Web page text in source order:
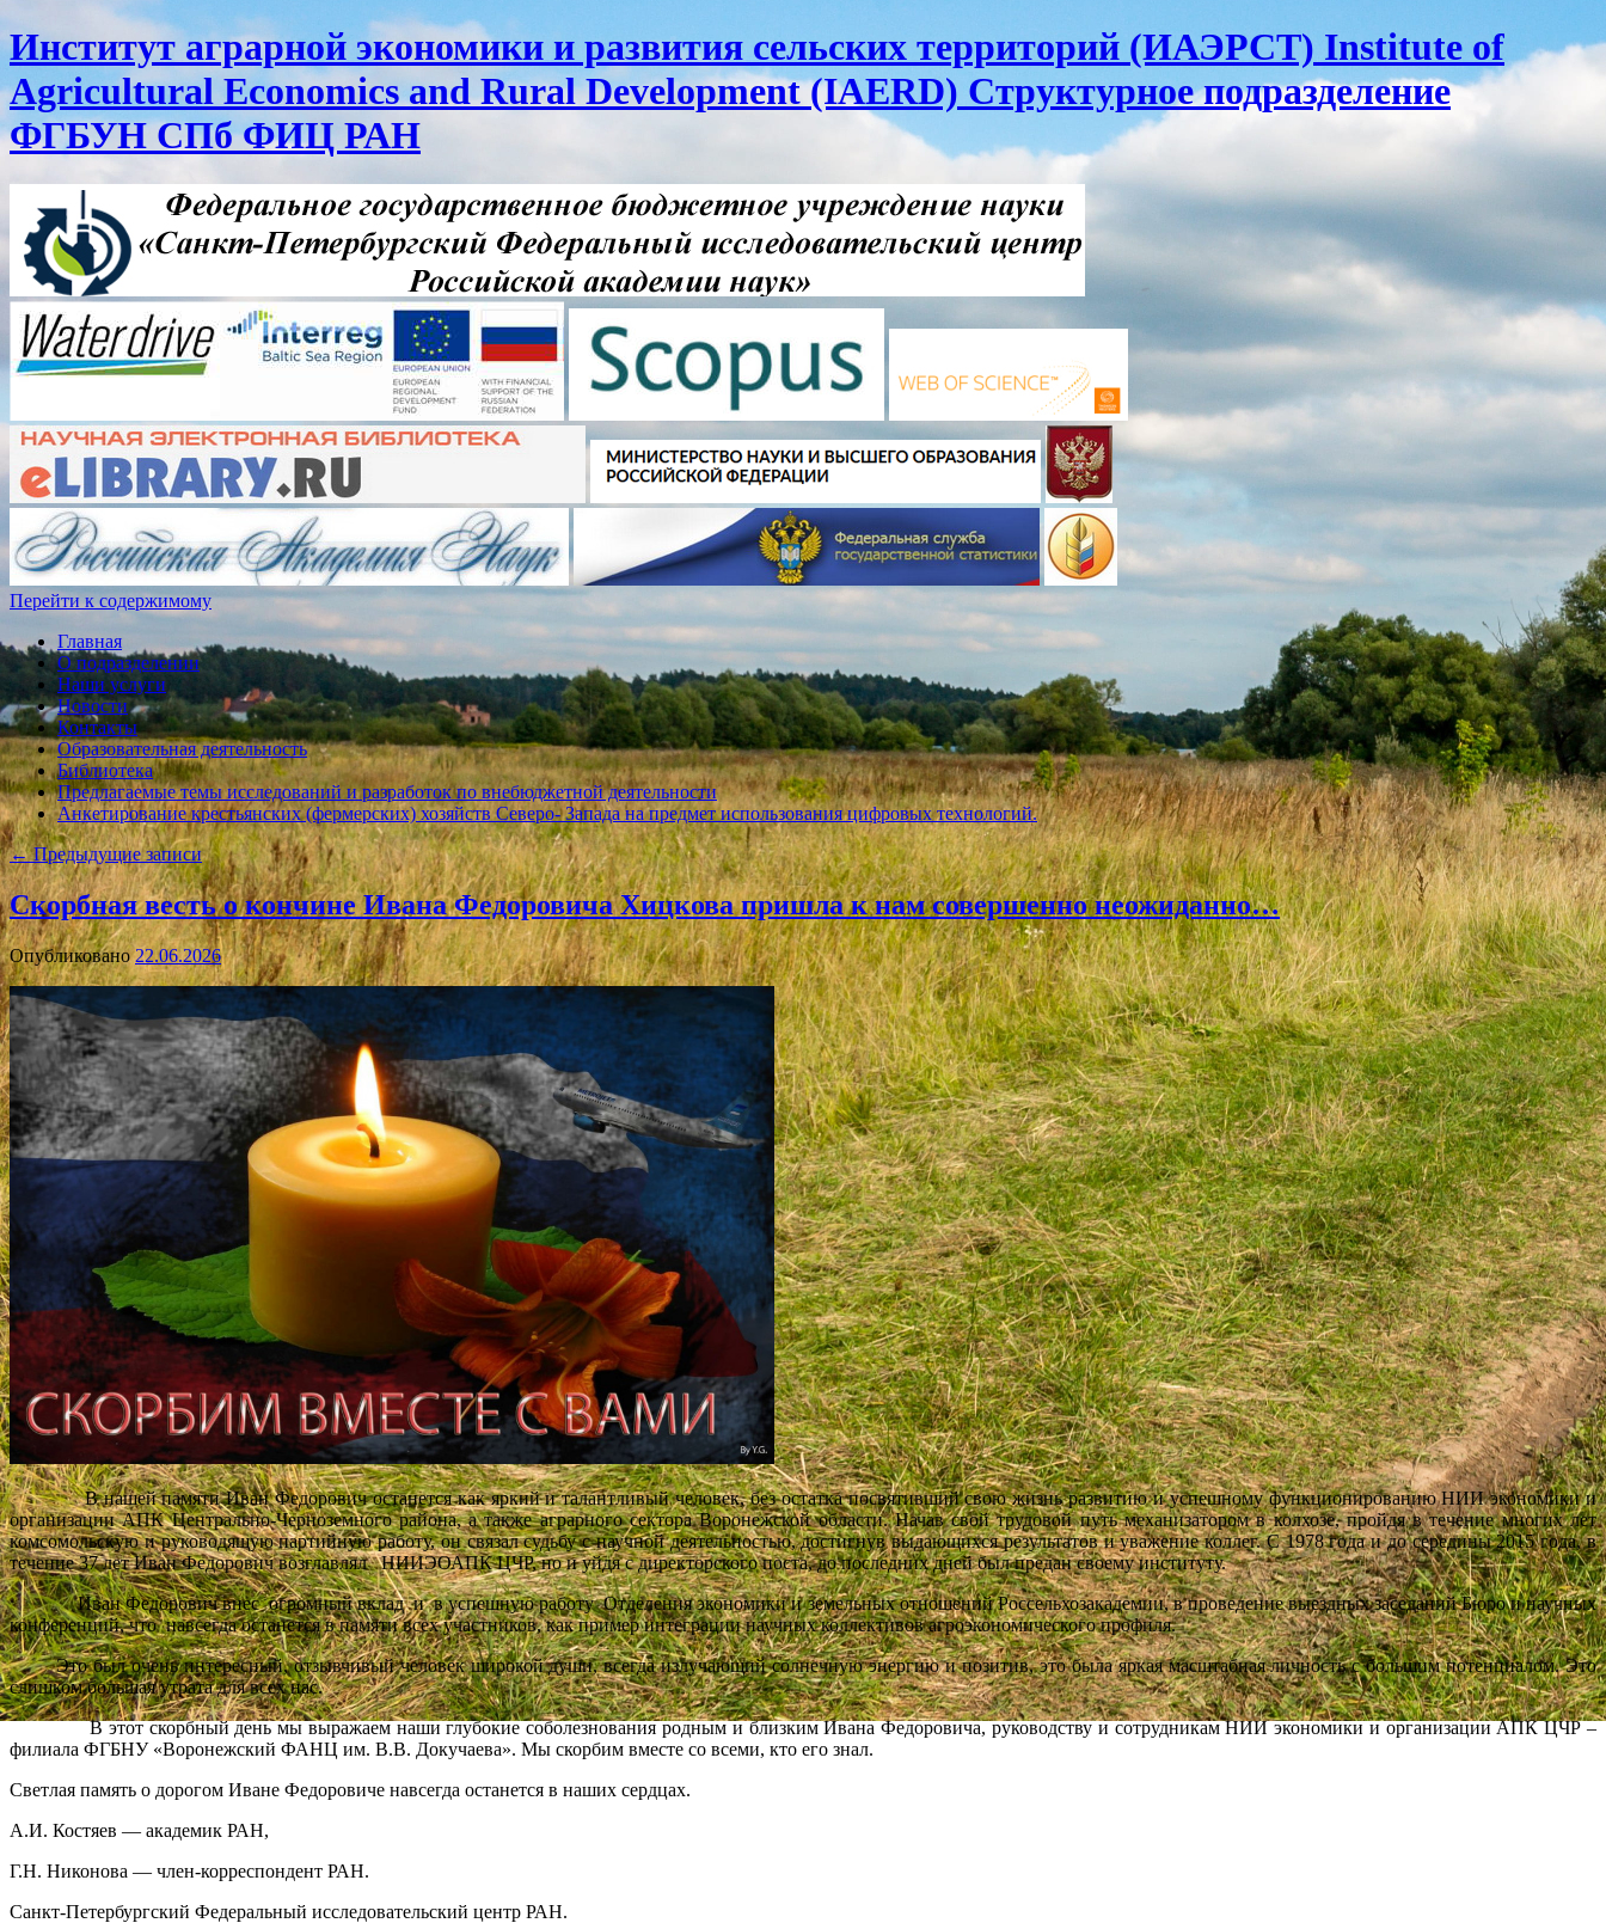
Институт аграрной экономики и развития сельских территорий (ИАЭРСТ) Institute of
Agricultural Economics and Rural Development (IAERD) Структурное подразделение
ФГБУН СПб ФИЦ РАН
Перейти к содержимому
Главная
О подразделении
Наши услуги
Новости
Контакты
Образовательная деятельность
Библиотека
Предлагаемые темы исследований и разработок по внебюджетной деятельности
Анкетирование крестьянских (фермерских) хозяйств Северо- Запада на предмет использования цифровых технологий.
←Предыдущие записи
Скорбная весть о кончине Ивана Федоровича Хицкова пришла к нам совершенно неожиданно…
Опубликовано22.06.2026
В нашей памяти Иван Федорович останется как яркий и талантливый человек, без остатка посвятивший свою жизнь развитию и успешному функционированию НИИ экономики и
организации АПК Центрально-Черноземного района, а также аграрного сектора Воронежской области. Начав свой трудовой путь механизатором в колхозе, пройдя в течение многих лет
комсомольскую и руководящую партийную работу, он связал судьбу с научной деятельностью, достигнув выдающихся результатов и уважение коллег. С 1978 года и до середины 2015 года, в
течение 37 лет Иван Федорович возглавлял НИИЭОАПК ЦЧР, но и уйдя с директорского поста, до последних дней был предан своему институту.
Иван Федорович внес огромный вклад и в успешную работу Отделения экономики и земельных отношений Россельхозакадемии, в проведение выездных заседаний Бюро и научных
конференций, что навсегда останется в памяти всех участников, как пример интеграции научных коллективов агроэкономического профиля.
Это был очень интересный, отзывчивый человек широкой души, всегда излучающий солнечную энергию и позитив, это была яркая масштабная личность с большим потенциалом. Это
слишком большая утрата для всех нас.
В этот скорбный день мы выражаем наши глубокие соболезнования родным и близким Ивана Федоровича, руководству и сотрудникам НИИ экономики и организации АПК ЦЧР –
филиала ФГБНУ «Воронежский ФАНЦ им. В.В. Докучаева». Мы скорбим вместе со всеми, кто его знал.
Светлая память о дорогом Иване Федоровиче навсегда останется в наших сердцах.
А.И. Костяев — академик РАН,
Г.Н. Никонова — член-корреспондент РАН.
Санкт-Петербургский Федеральный исследовательский центр РАН.